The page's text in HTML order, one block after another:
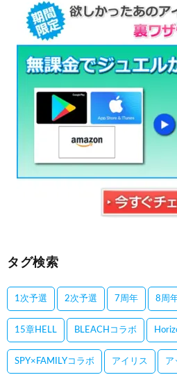
タグ検索
1次予選 2次予選 7周年 8周
15章HELL BLEACHコラボ
SPY×FAMILYコラボ アイリス ア